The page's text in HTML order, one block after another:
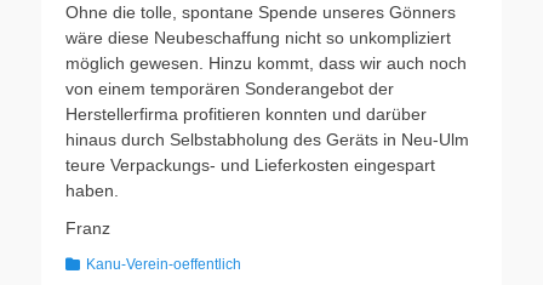
Ohne die tolle, spontane Spende unseres Gönners
wäre diese Neubeschaffung nicht so unkompliziert
möglich gewesen. Hinzu kommt, dass wir auch noch
von einem temporären Sonderangebot der
Herstellerfirma profitieren konnten und darüber
hinaus durch Selbstabholung des Geräts in Neu-Ulm
teure Verpackungs- und Lieferkosten eingespart
haben.
Franz
Kategorien
Kanu-Verein-oeffentlich